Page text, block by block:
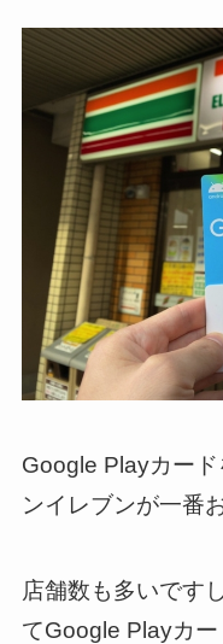
Google Playカー
ンイレブンが一番
店舗数も多いです
てGoogle Playカー